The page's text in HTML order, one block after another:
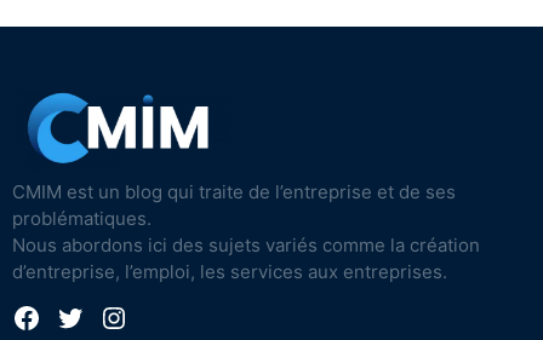
CMIM est un blog qui traite de l’entreprise et de ses
problématiques.
Nous abordons ici des sujets variés comme la création
d’entreprise, l’emploi, les services aux entreprises.
Facebook
TwitterInstagram